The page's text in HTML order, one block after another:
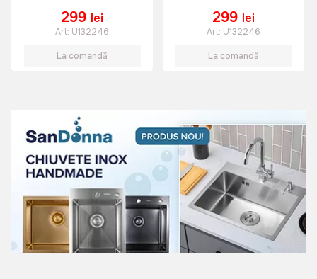
299 lei
Art: U132246
La comandă
299 lei
Art: U132246
La comandă